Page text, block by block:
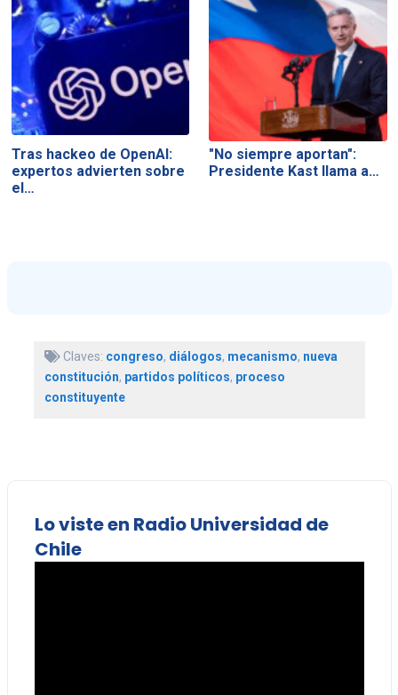
Tras hackeo de OpenAI:
expertos advierten sobre
el…
"No siempre aportan":
Presidente Kast llama a…
Claves: congreso, diálogos, mecanismo, nueva
constitución, partidos políticos, proceso
constituyente
Lo viste en Radio Universidad de
Chile